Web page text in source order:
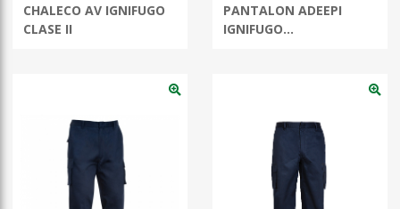
CHALECO AV IGNIFUGO
CLASE II
PANTALON ADEEPI
IGNIFUGO